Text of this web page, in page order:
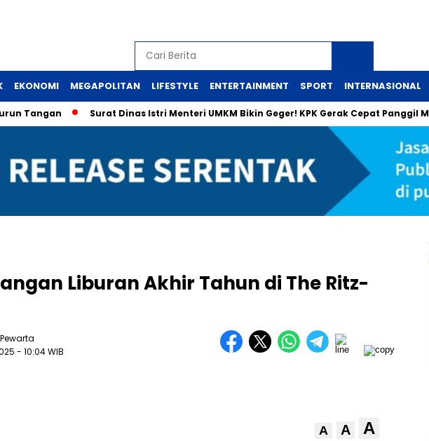
EKONOMI MEGAPOLITAN LIFESTYLE ENTERTAINMENT SPORT INTERNASIONAL
Surat Dinas Istri Menteri UMKM Bikin Geger! KPK Gerak Cepat Panggil Maman
Liburan Akhir Tahun di The Ritz-
- 10:04 WIB
A A A